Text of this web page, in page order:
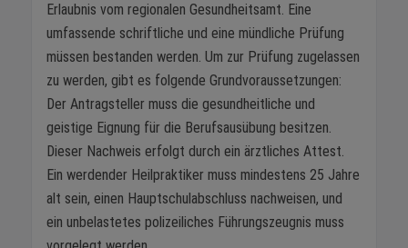
Erlaubnis vom regionalen Gesundheitsamt. Eine
umfassende schriftliche und eine mündliche Prüfung
müssen bestanden werden. Um zur Prüfung zugelassen
zu werden, gibt es folgende Grundvoraussetzungen:
Der Antragsteller muss die gesundheitliche und
geistige Eignung für die Berufsausübung besitzen.
Dieser Nachweis erfolgt durch ein ärztliches Attest.
Ein werdender Heilpraktiker muss mindestens 25 Jahre
alt sein, einen Hauptschulabschluss nachweisen, und
ein unbelastetes polizeiliches Führungszeugnis muss